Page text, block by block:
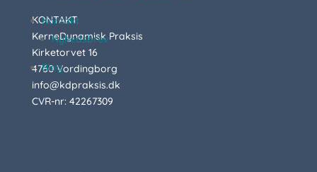
Kontakt
Nyhedsbrev
Blog
KONTAKT
KerneDynamisk Praksis
Kirketorvet 16
4760 Vordingborg
info@kdpraksis.dk
CVR-nr: 42267309